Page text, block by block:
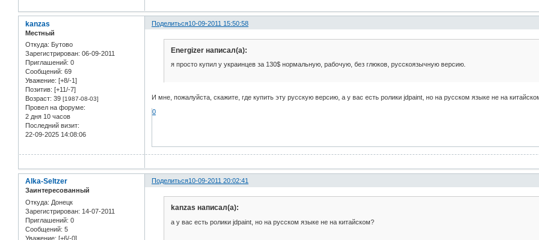
Поделиться10-09-2011 15:50:58
kanzas
Местный
Откуда: Бутово
Зарегистрирован: 06-09-2011
Приглашений: 0
Сообщений: 69
Уважение: [+8/-1]
Позитив: [+11/-7]
Возраст: 39 [1987-08-03]
Провел на форуме:
2 дня 10 часов
Последний визит:
22-09-2025 14:08:06
Energizer написал(а):
я просто купил у украинцев за 130$ нормальную, рабочую, без глюков, русскоязычную версию.
И мне, пожалуйста, скажите, где купить эту русскую версию, а у вас есть ролики jdpaint, но на русском языке не на
0
Поделиться10-09-2011 20:02:41
Alka-Seltzer
Заинтересованный
Откуда: Донецк
Зарегистрирован: 14-07-2011
Приглашений: 0
Сообщений: 5
Уважение: [+6/-0]
kanzas написал(а):
а у вас есть ролики jdpaint, но на русском языке не на китайском?